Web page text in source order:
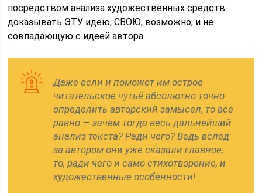
посредством анализа художественных средств
доказывать ЭТУ идею, СВОЮ, возможно, и не
совпадающую с идеей автора.
Даже если и поможет им острое
читательское чутьё абсолютно точно
определить авторский замысел, то всё
равно — зачем тогда весь дальнейший
анализ текста? Ради чего? Ведь вслед
за автором они уже сказали главное,
то, ради чего и само стихотворение, и
художественные особенности!